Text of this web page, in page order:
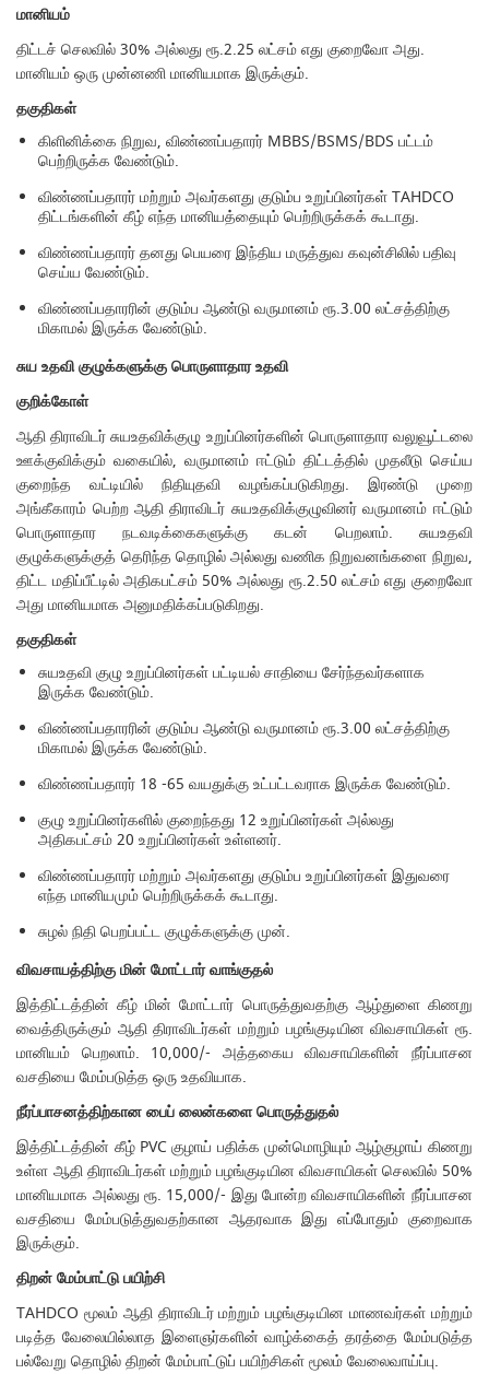
மானியம்
திட்டச் செலவில் 30% அல்லது ரூ.2.25 லட்சம் எது குறைவோ அது.
மானியம் ஒரு முன்னணி மானியமாக இருக்கும்.
தகுதிகள்
கிளினிக்கை நிறுவ, விண்ணப்பதாரர் MBBS/BSMS/BDS பட்டம்
பெற்றிருக்க வேண்டும்.
விண்ணப்பதாரர் மற்றும் அவர்களது குடும்ப உறுப்பினர்கள் TAHDCO
திட்டங்களின் கீழ் எந்த மானியத்தையும் பெற்றிருக்கக் கூடாது.
விண்ணப்பதாரர் தனது பெயரை இந்திய மருத்துவ கவுன்சிலில் பதிவு
செய்ய வேண்டும்.
விண்ணப்பதாரரின் குடும்ப ஆண்டு வருமானம் ரூ.3.00 லட்சத்திற்கு
மிகாமல் இருக்க வேண்டும்.
சுய உதவிகுழுக்களுக்கு பொருளாதாரஉதவி
குறிக்கோள்
ஆதி திராவிடர் சுயஉதவிக்குழு உறுப்பினர்களின் பொருளாதார வலுவூட்டலை
ஊக்குவிக்கும் வகையில், வருமானம் ஈட்டும் திட்டத்தில் முதலீடு செய்ய
குறைந்த வட்டியில் நிதியுதவி வழங்கப்படுகிறது. இரண்டு முறை
அங்கீகாரம் பெற்ற ஆதி திராவிடர் சுயஉதவிக்குழுவினர் வருமானம் ஈட்டும்
பொருளாதார நடவடிக்கைகளுக்கு கடன் பெறலாம். சுயஉதவி
குழுக்களுக்குத் தெரிந்த தொழில் அல்லது வணிக நிறுவனங்களை நிறுவ,
திட்ட மதிப்பீட்டில் அதிகபட்சம் 50% அல்லது ரூ.2.50 லட்சம் எது குறைவோ
அது மானியமாக அனுமதிக்கப்படுகிறது.
தகுதிகள்
சுயஉதவி குழு உறுப்பினர்கள் பட்டியல் சாதியை சேர்ந்தவர்களாக
இருக்க வேண்டும்.
விண்ணப்பதாரரின் குடும்ப ஆண்டு வருமானம் ரூ.3.00 லட்சத்திற்கு
மிகாமல் இருக்க வேண்டும்.
விண்ணப்பதாரர் 18 -65 வயதுக்கு உட்பட்டவராக இருக்க வேண்டும்.
குழு உறுப்பினர்களில் குறைந்தது 12 உறுப்பினர்கள் அல்லது
அதிகபட்சம் 20 உறுப்பினர்கள் உள்ளனர்.
விண்ணப்பதாரர் மற்றும் அவர்களது குடும்ப உறுப்பினர்கள் இதுவரை
எந்த மானியமும் பெற்றிருக்கக் கூடாது.
சுழல் நிதி பெறப்பட்ட குழுக்களுக்கு முன்.
விவசாயத்திற்கு மின் மோட்டார்வாங்குதல்
இத்திட்டத்தின் கீழ் மின் மோட்டார் பொருத்துவதற்கு ஆழ்துளை கிணறு
வைத்திருக்கும் ஆதி திராவிடர்கள் மற்றும் பழங்குடியின விவசாயிகள் ரூ.
மானியம் பெறலாம். 10,000/- அத்தகைய விவசாயிகளின் நீர்ப்பாசன
வசதியை மேம்படுத்த ஒரு உதவியாக.
நீர்ப்பாசனத்திற்கான பைப் லைன்களைபொருத்துதல்
இத்திட்டத்தின் கீழ் PVC குழாய் பதிக்க முன்மொழியும் ஆழ்குழாய் கிணறு
உள்ள ஆதி திராவிடர்கள் மற்றும் பழங்குடியின விவசாயிகள் செலவில் 50%
மானியமாக அல்லது ரூ. 15,000/- இது போன்ற விவசாயிகளின் நீர்ப்பாசன
வசதியை மேம்படுத்துவதற்கான ஆதரவாக இது எப்போதும் குறைவாக
இருக்கும்.
திறன் மேம்பாட்டுபயிற்சி
TAHDCO மூலம் ஆதி திராவிடர் மற்றும் பழங்குடியின மாணவர்கள் மற்றும்
படித்த வேலையில்லாத இளைஞர்களின் வாழ்க்கைத் தரத்தை மேம்படுத்த
பல்வேறு தொழில் திறன் மேம்பாட்டுப் பயிற்சிகள் மூலம் வேலைவாய்ப்பு.